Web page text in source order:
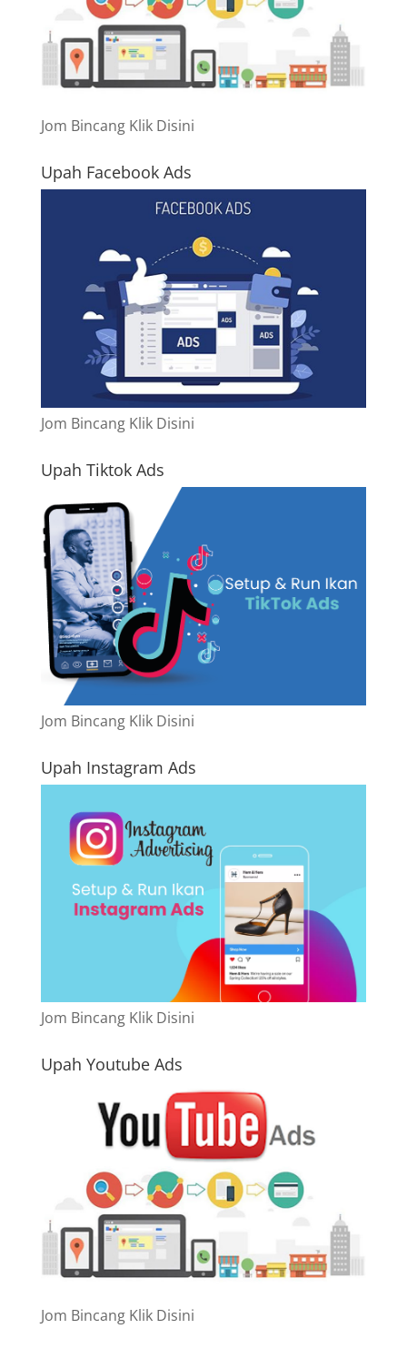
Jom Bincang Klik Disini
Upah Facebook Ads
Jom Bincang Klik Disini
Upah Tiktok Ads
Jom Bincang Klik Disini
Upah Instagram Ads
Jom Bincang Klik Disini
Upah Youtube Ads
Jom Bincang Klik Disini